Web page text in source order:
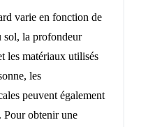
varie en fonction de
sol, la profondeur
les matériaux utilisés
les
peuvent également
Pour obtenir une